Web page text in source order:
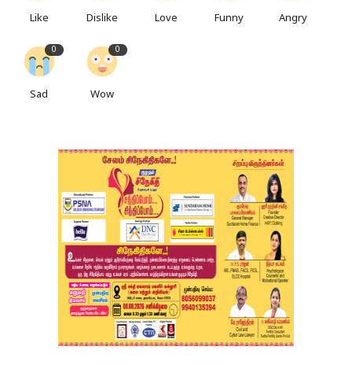
Like Dislike Love Funny Angry
0
Sad
0
Wow